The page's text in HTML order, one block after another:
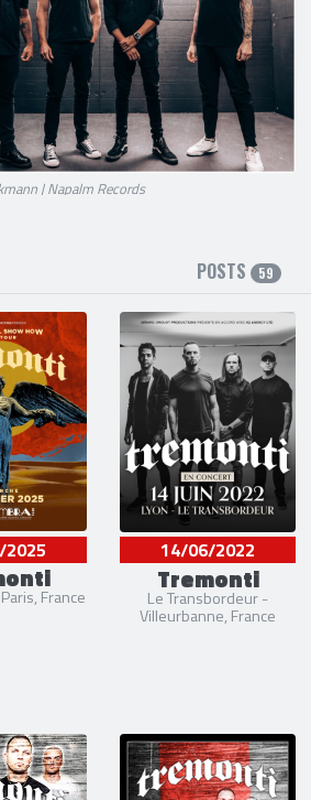
| Napalm Records
POSTS 59
France
14/06/2022
Tremonti
Le Transbordeur -
Villeurbanne, France